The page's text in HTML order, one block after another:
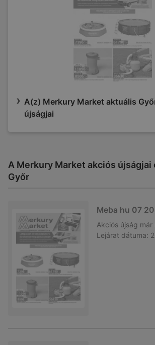
A(z) Merkury Market aktuális
újságjai
A Merkury Market akciós újságjai
Győr
Meba hu 07
Akciós újság már
Lejárat dátuma: